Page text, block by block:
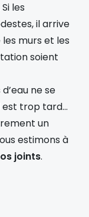
les
il arrive
murs et les
soient
ne se
est trop tard…
un
estimons à
joints.